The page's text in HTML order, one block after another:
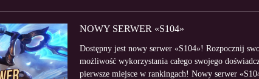
NOWY SERWER «S104»
Dostępny jest nowy serwer «S104»! Rozpocznij
możliwość wykorzystania całego swojego
pierwsze miejsce w rankingach! Nowy serwer